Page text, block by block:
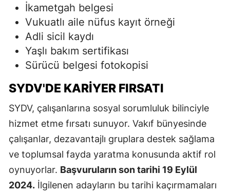
İkametgah belgesi
Vukuatlı aile nüfus kayıt örneği
Adli sicil kaydı
Yaşlı bakım sertifikası
Sürücü belgesi fotokopisi
SYDV'DE KARIYER FIRSATI
SYDV, çalışanlarına sosyal sorumluluk bilinciyle
hizmet etme fırsatı sunuyor. Vakıf bünyesinde
çalışanlar, dezavantajlı gruplara destek sağlama
ve toplumsal fayda yaratma konusunda aktif rol
oynuyorlar. Başvuruların son tarihi 19 Eylül
2024. İlgilenen adayların bu tarihi kaçırmamaları